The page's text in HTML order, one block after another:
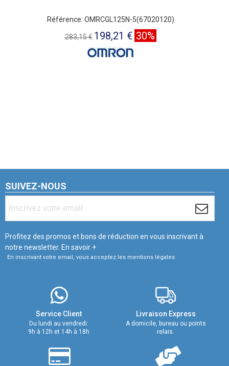
Référence: OMRCGL125N-5(67020120)
283,15 € 198,21 € 30%
SUIVEZ-NOUS
Profitez des promos et bons de réduction en vous inscrivant à
notre newsletter. En savoir +
En inscrivant votre email, vous acceptez les mentions légales
Service Client
Du lundi au vendredi:
9h à 12h et 14h à 18h
Livraison Express
A domicile, bureau ou points
relais.